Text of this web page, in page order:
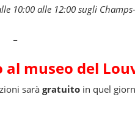
10:00 alle 12:00 sugli Champs-
museo del
sarà gratuito in quel